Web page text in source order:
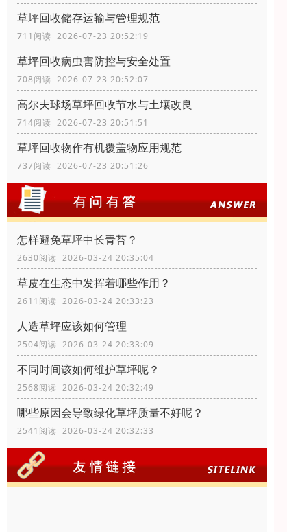
草坪回收储存运输与管理规范
711阅读 2026-07-23 20:52:19
草坪回收病虫害防控与安全处置
708阅读 2026-07-23 20:52:07
高尔夫球场草坪回收节水与土壤改良
714阅读 2026-07-23 20:51:51
草坪回收物作有机覆盖物应用规范
737阅读 2026-07-23 20:51:26
怎样避免草坪中长青苔？
2630阅读 2026-03-24 20:35:04
草皮在生态中发挥着哪些作用？
2611阅读 2026-03-24 20:33:23
人造草坪应该如何管理
2504阅读 2026-03-24 20:33:09
不同时间该如何维护草坪呢？
2568阅读 2026-03-24 20:32:49
哪些原因会导致绿化草坪质量不好呢？
2541阅读 2026-03-24 20:32:33